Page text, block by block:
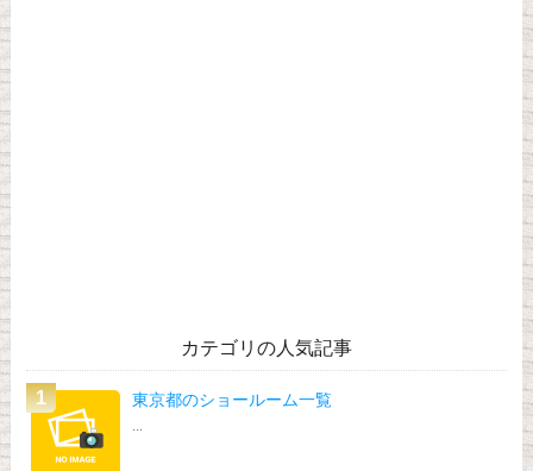
カテゴリの人気記事
東京都のショールーム一覧